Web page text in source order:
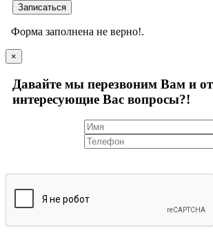
Записаться
Форма заполнена не верно!.
×
Давайте мы перезвоним Вам и
интересующие Вас вопросы?!